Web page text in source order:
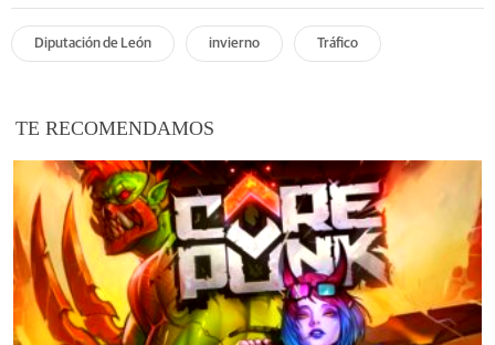
Diputación de León invierno Tráfico
TE RECOMENDAMOS